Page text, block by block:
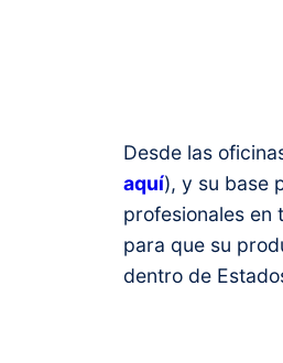
Desde las
aquí), y su base
profesionales en
para que su
dentro de